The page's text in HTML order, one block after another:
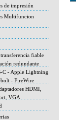
de impresión
Multifuncion
transferencia fiable
redundante
C - Apple Lightning
- FireWire
HDMI,
VGA